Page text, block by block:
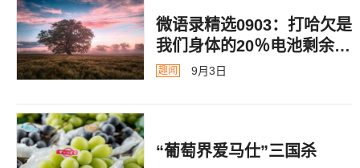
微语录精选0903：打哈欠是
我们身体的20％电池剩余警
告
趣闻 9月3日
“葡萄界爱马仕”三国杀